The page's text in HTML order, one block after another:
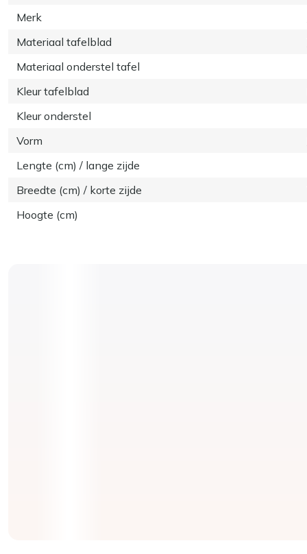
Merk
Materiaal tafelblad
Materiaal onderstel tafel
Kleur tafelblad
Kleur onderstel
Vorm
Lengte (cm) / lange zijde
Breedte (cm) / korte zijde
Hoogte (cm)